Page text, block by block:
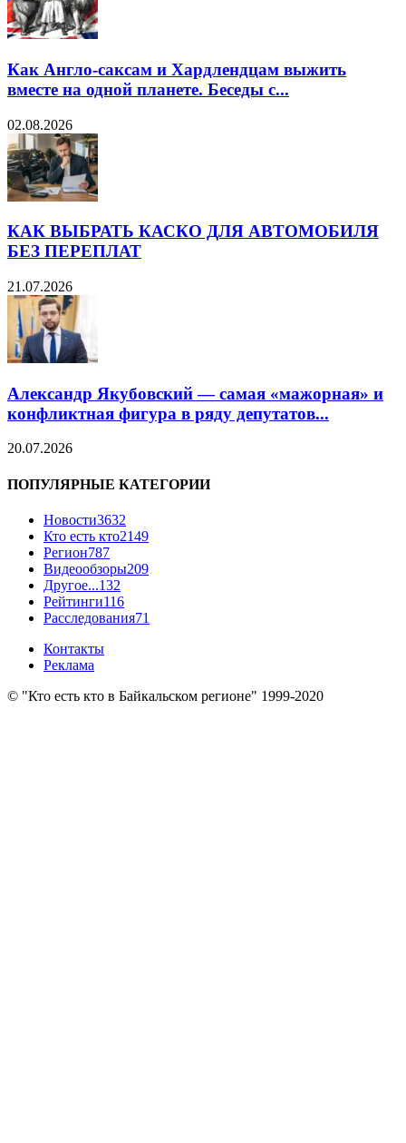
Как Англо-саксам и Хардлендцам выжить
вместе на одной планете. Беседы с...
02.08.2026
КАК ВЫБРАТЬ КАСКО ДЛЯ АВТОМОБИЛЯ
БЕЗ ПЕРЕПЛАТ
21.07.2026
Александр Якубовский — самая «мажорная» и
конфликтная фигура в ряду депутатов...
20.07.2026
ПОПУЛЯРНЫЕ КАТЕГОРИИ
Новости3632
Кто есть кто2149
Регион787
Видеообзоры209
Другое...132
Рейтинги116
Расследования71
Контакты
Реклама
© "Кто есть кто в Байкальском регионе" 1999-2020